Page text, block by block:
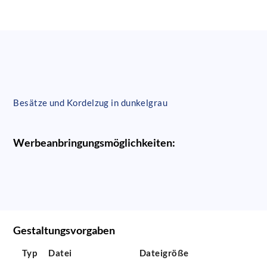
Besätze und Kordelzug in dunkelgrau
Werbeanbringungsmöglichkeiten:
Gestaltungsvorgaben
Typ Datei Dateigröße